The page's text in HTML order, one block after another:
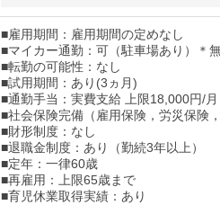
■雇用期間：雇用期間の定めなし
■マイカー通勤：可（駐車場あり）＊
■転勤の可能性：なし
■試用期間：あり(3ヵ月)
■通勤手当：実費支給 上限18,000円/月
■社会保険完備（雇用保険，労災保険
■財形制度：なし
■退職金制度：あり（勤続3年以上）
■定年：一律60歳
■再雇用：上限65歳まで
■育児休業取得実績：あり